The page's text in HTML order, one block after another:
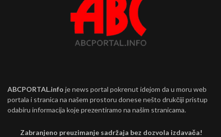
ABCPORTAL.info je news portal pokrenut idejom da u moru web
portala i stranica na našem prostoru donese nešto drukčiji pristup
odabiru informacija koje prezentiramo na našim stranicama.
Zabranjeno preuzimanje sadržaja bez dozvola izdavača!